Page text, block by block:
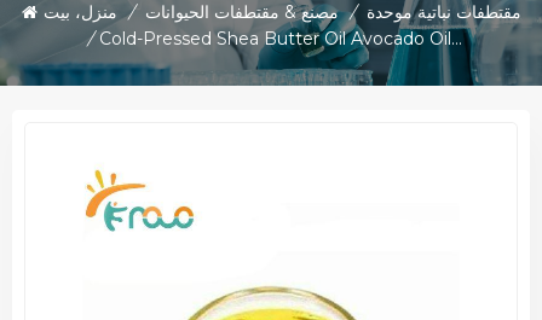
منزل، بيت / مصنع & مقتطفات الحيوانات / مقتطفات نباتية موحدة
/
Cold-Pressed Shea Butter Oil Avocado Oil For Skincare